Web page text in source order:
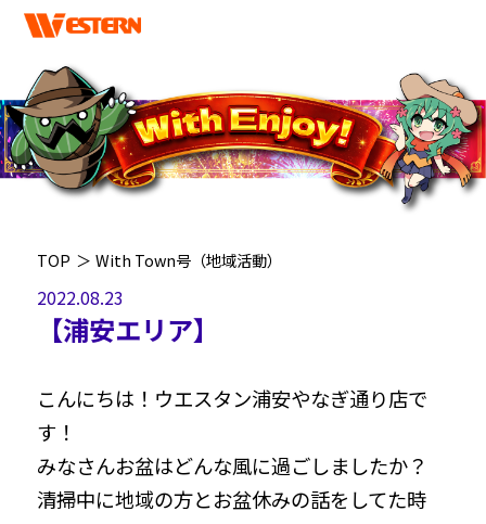
TOP ＞ With Town号（地域活動）
2022.08.23
【浦安エリア】
こんにちは！ウエスタン浦安やなぎ通り店で
す！
みなさんお盆はどんな風に過ごしましたか？
清掃中に地域の方とお盆休みの話をしてた時